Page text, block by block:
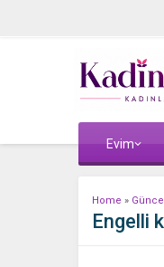
Evim
Home »
Engelli